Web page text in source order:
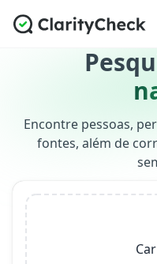
Encontre pessoas,
fontes, além de